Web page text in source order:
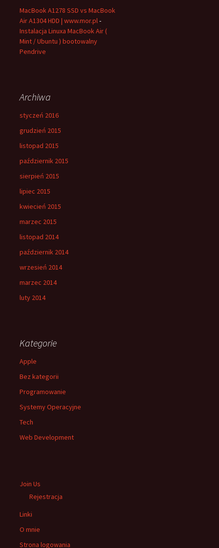
MacBook A1278 SSD vs MacBook
Air A1304 HDD | www.mor.pl -
Instalacja Linuxa MacBook Air (
Mint / Ubuntu ) bootowalny
Pendrive
Archiwa
styczeń 2016
grudzień 2015
listopad 2015
październik 2015
sierpień 2015
lipiec 2015
kwiecień 2015
marzec 2015
listopad 2014
październik 2014
wrzesień 2014
marzec 2014
luty 2014
Kategorie
Apple
Bez kategorii
Programowanie
Systemy Operacyjne
Tech
Web Development
Join Us
Rejestracja
Linki
O mnie
Strona logowania